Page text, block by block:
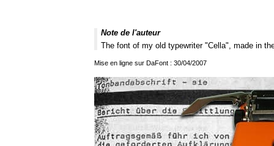
Note de l'auteur
The font of my old typewriter "Cella", made in
Mise en ligne sur DaFont : 30/04/2007